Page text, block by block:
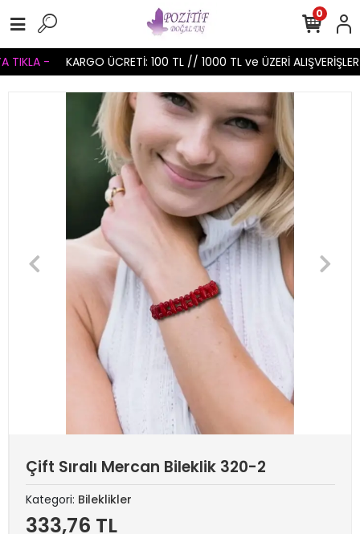
- KARGO ÜCRETİ: 100 TL // 1000 TL ve ÜZERİ
0
Çift Sıralı Mercan Bileklik 320-2
Kategori: Bileklikler
333,76 TL